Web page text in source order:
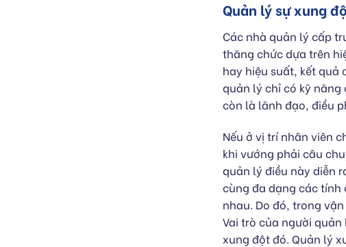
Quản lý sự xung
Các nhà quản lý cấp
thăng chức dựa trên
hay hiệu suất, kết
quản lý chỉ có kỹ
còn là lãnh đạo, điều
Nếu ở vị trí nhân viên
khi vướng phải câu
quản lý điều này diễn
cùng đa dạng các tính
nhau. Do đó, trong
Vai trò của người
xung đột đó. Quản lý